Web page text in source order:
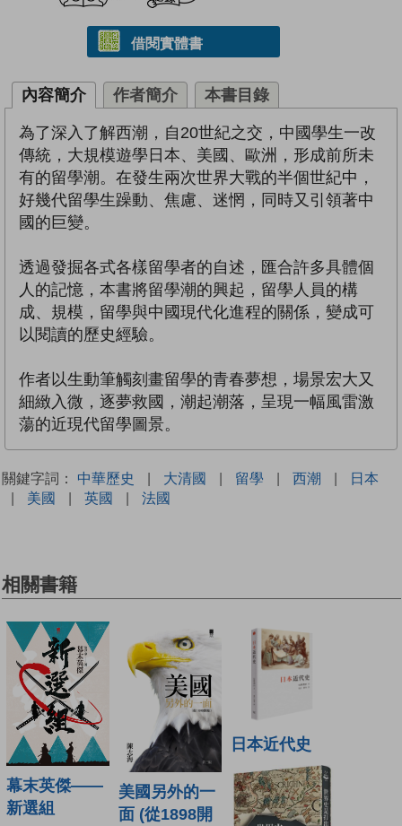
借閱實體書
內容簡介 作者簡介 本書目錄
為了深入了解西潮，自20世紀之交，中國學生一改
傳統，大規模遊學日本、美國、歐洲，形成前所未
有的留學潮。在發生兩次世界大戰的半個世紀中，
好幾代留學生躁動、焦慮、迷惘，同時又引領著中
國的巨變。
透過發掘各式各樣留學者的自述，匯合許多具體個
人的記憶，本書將留學潮的興起，留學人員的構
成、規模，留學與中國現代化進程的關係，變成可
以閱讀的歷史經驗。
作者以生動筆觸刻畫留學的青春夢想，場景宏大又
細緻入微，逐夢救國，潮起潮落，呈現一幅風雷激
蕩的近現代留學圖景。
關鍵字詞： 中華歷史 | 大清國 | 留學 | 西潮 |
日本
|
美國 | 英國 | 法國
相關書籍
幕末英傑——
新選組
美國另外的一
面 (從1898開
日本近代史